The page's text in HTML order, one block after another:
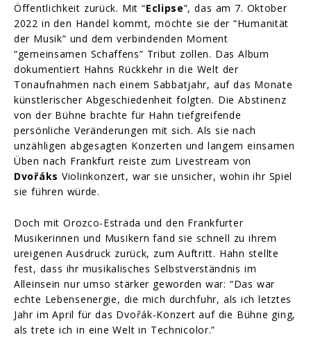
Öffentlichkeit zurück. Mit “Eclipse”, das am 7. Oktober
2022 in den Handel kommt, möchte sie der “Humanität
der Musik” und dem verbindenden Moment
“gemeinsamen Schaffens” Tribut zollen. Das Album
dokumentiert Hahns Rückkehr in die Welt der
Tonaufnahmen nach einem Sabbatjahr, auf das Monate
künstlerischer Abgeschiedenheit folgten. Die Abstinenz
von der Bühne brachte für Hahn tiefgreifende
persönliche Veränderungen mit sich. Als sie nach
unzähligen abgesagten Konzerten und langem einsamen
Üben nach Frankfurt reiste zum Livestream von
DvořáksViolinkonzert, war sie unsicher, wohin ihr Spiel
sie führen würde.
Doch mit Orozco-Estrada und den Frankfurter
Musikerinnen und Musikern fand sie schnell zu ihrem
ureigenen Ausdruck zurück, zum Auftritt. Hahn stellte
fest, dass ihr musikalisches Selbstverständnis im
Alleinsein nur umso stärker geworden war: “Das war
echte Lebensenergie, die mich durchfuhr, als ich letztes
Jahr im April für das Dvořák-Konzert auf die Bühne ging,
als trete ich in eine Welt in Technicolor.”